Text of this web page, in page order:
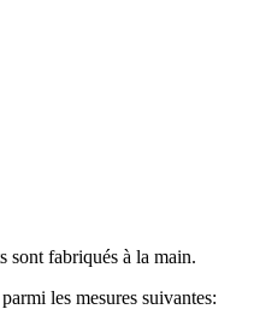
sont fabriqués à la main.
les mesures suivantes: